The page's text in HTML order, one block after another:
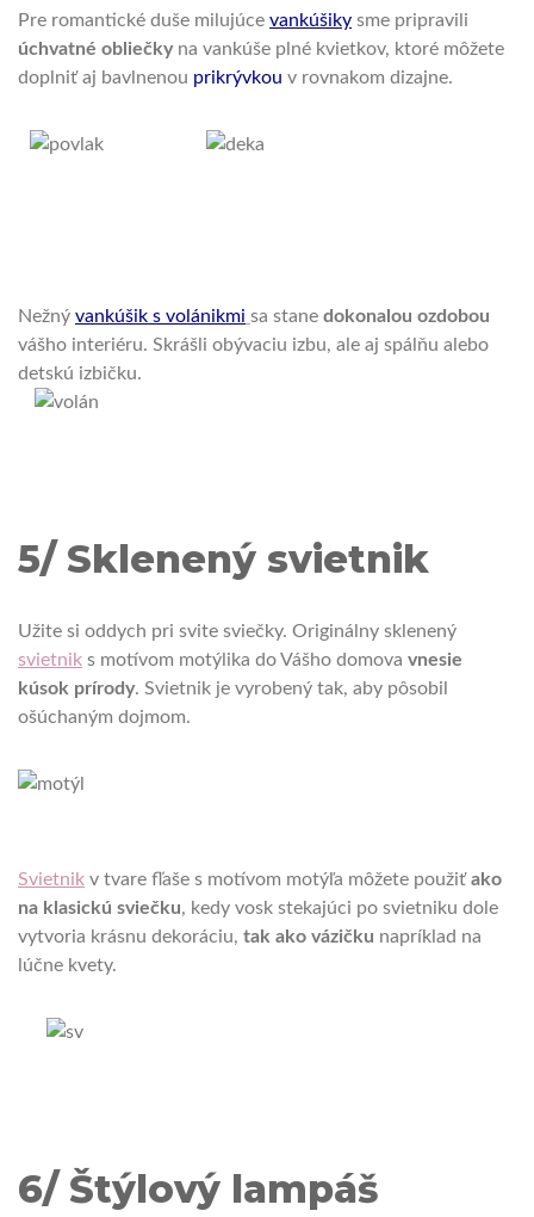
Pre romantické duše milujúce vankúšiky sme pripravili
úchvatné obliečkyna vankúše plné kvietkov, ktoré môžete
doplniť aj bavlnenou prikrývkou v rovnakom dizajne.
Nežný vankúšik s volánikmi sa stane dokonalou ozdobou
vášho interiéru. Skrášli obývaciu izbu, ale aj spálňu alebo
detskú izbičku.
5/ Sklenený svietnik
Užite si oddych pri svite sviečky. Originálny sklenený
svietnik s motívom motýlika do Vášho domova vnesie
kúsok prírody. Svietnik je vyrobený tak, aby pôsobil
ošúchaným dojmom.
Svietnik v tvare fľaše s motívom motýľa môžete použiťako
na klasickú sviečku, kedy vosk stekajúci po svietniku dole
vytvoria krásnu dekoráciu, tak ako vázičku napríklad na
lúčne kvety.
6/ Štýlový lampáš